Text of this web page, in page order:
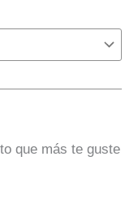
que más te guste